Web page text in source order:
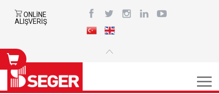
ONLİNE
ALIŞVERİŞ